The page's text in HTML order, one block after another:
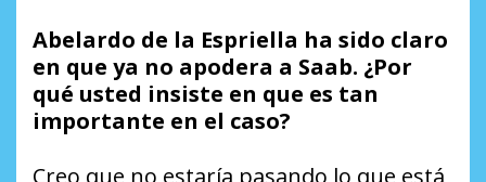
Abelardo de la Espriella ha sido claro
en que ya no apodera a Saab. ¿Por
qué usted insiste en que es tan
importante en el caso?